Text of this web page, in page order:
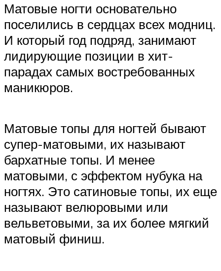
Матовые ногти основательно
поселились в сердцах всех модниц.
И который год подряд, занимают
лидирующие позиции в хит-
парадах самых востребованных
маникюров.
Матовые топы для ногтей бывают
супер-матовыми, их называют
бархатные топы. И менее
матовыми, с эффектом нубука на
ногтях. Это сатиновые топы, их еще
называют велюровыми или
вельветовыми, за их более мягкий
матовый финиш.